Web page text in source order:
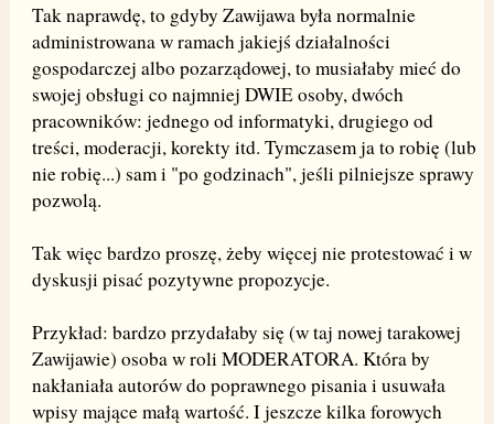
Tak naprawdę, to gdyby Zawijawa była normalnie
administrowana w ramach jakiejś działalności
gospodarczej albo pozarządowej, to musiałaby mieć do
swojej obsługi co najmniej DWIE osoby, dwóch
pracowników: jednego od informatyki, drugiego od
treści, moderacji, korekty itd. Tymczasem ja to robię (lub
nie robię...) sam i "po godzinach", jeśli pilniejsze sprawy
pozwolą.
Tak więc bardzo proszę, żeby więcej nie protestować i w
dyskusji pisać pozytywne propozycje.
Przykład: bardzo przydałaby się (w taj nowej tarakowej
Zawijawie) osoba w roli MODERATORA. Która by
nakłaniała autorów do poprawnego pisania i usuwała
wpisy mające małą wartość. I jeszcze kilka forowych